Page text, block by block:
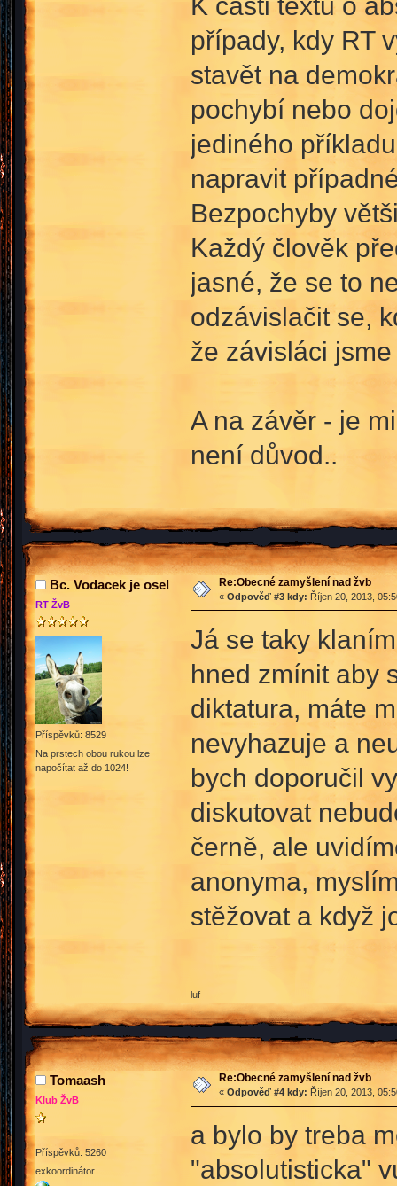
případy, kdy RT
stavět na
pochybí nebo
jediného
napravit
Bezpochyby
Každý člověk
jasné, že se to
odzávislačit se,
že závisláci
A na závěr - je
není důvod..
Bc. Vodacek je osel
RT ŽvB
Příspěvků: 8529
Na prstech obou rukou lze
napočítat až do 1024!
Re:Obecné zamyšlení nad žvb
« Odpověď #3 kdy: Říjen 20, 2013,
Já se taky
hned zmínit aby
diktatura, máte
nevyhazuje a
bych doporučil
diskutovat
černě, ale
anonyma,
stěžovat a když
luf
Tomaash
Klub ŽvB
Příspěvků: 5260
exkoordinátor
Re:Obecné zamyšlení nad žvb
« Odpověď #4 kdy: Říjen 20, 2013,
a bylo by treba
"absolutisticka"